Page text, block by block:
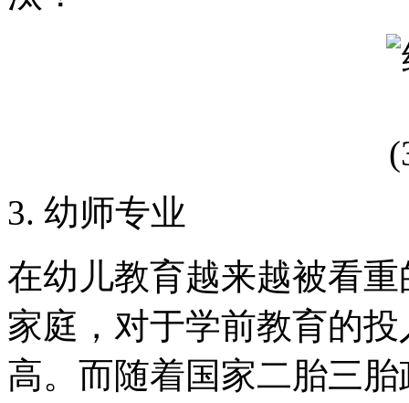
3. 幼师专业
在幼儿教育越来越被看
家庭，对于学前教育的
高。而随着国家二胎三